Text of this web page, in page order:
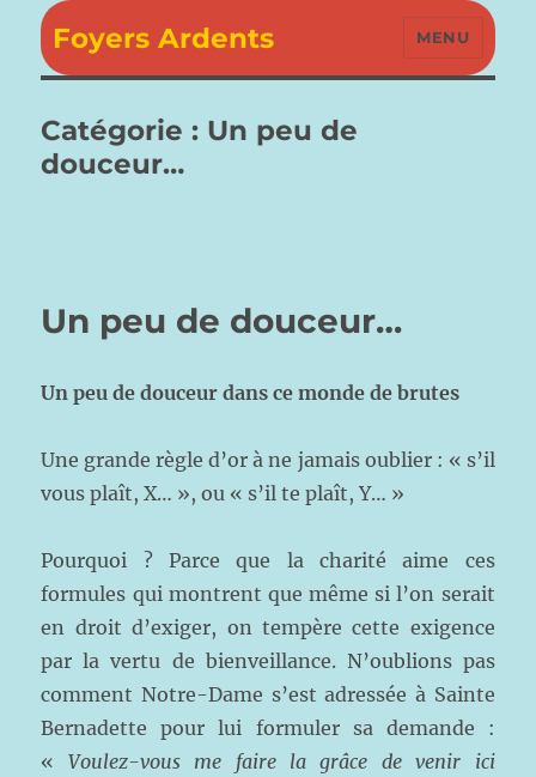
Foyers Ardents MENU
Catégorie : Un peu de
douceur…
Un peu de douceur…
Un peu de douceur dans ce monde de brutes
Une grande règle d’or à ne jamais oublier : « s’il
vous plaît, X… », ou « s’il te plaît, Y… »
Pourquoi ? Parce que la charité aime ces
formules qui montrent que même si l’on serait
en droit d’exiger, on tempère cette exigence
par la vertu de bienveillance. N’oublions pas
comment Notre-Dame s’est adressée à Sainte
Bernadette pour lui formuler sa demande :
« Voulez-vous me faire la grâce de venir ici